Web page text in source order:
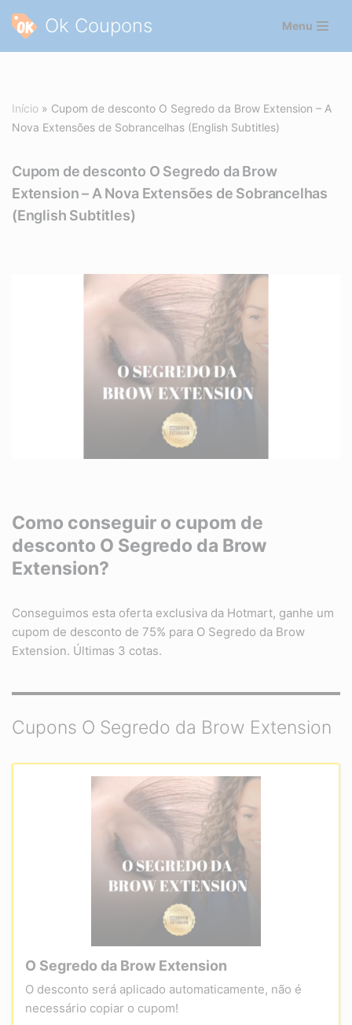
Pular
Ok Coupons Menu
Início » Cupom de desconto O Segredo da Brow Extension – A
Nova Extensões de Sobrancelhas (English Subtitles)
Cupom de desconto O Segredo da Brow
Extension – A Nova Extensões de Sobrancelhas
(English Subtitles)
Como conseguir o cupom de
desconto O Segredo da Brow
Extension?
Conseguimos esta oferta exclusiva da Hotmart, ganhe um
cupom de desconto de 75% para O Segredo da Brow
Extension. Últimas 3 cotas.
Cupons O Segredo da Brow Extension
O Segredo da Brow Extension
O desconto será aplicado automaticamente, não é
necessário copiar o cupom!